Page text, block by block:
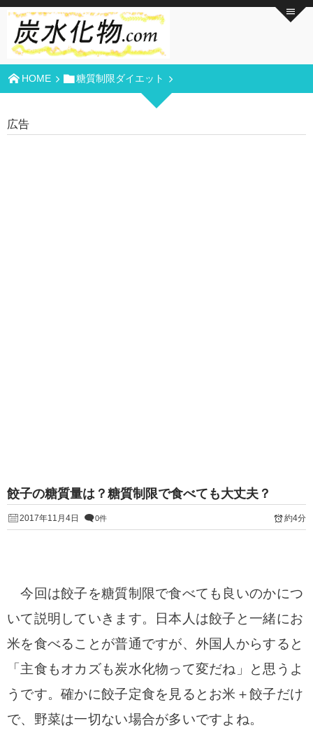
HOME 糖質制限ダイエット
広告
餃子の糖質量は？糖質制限で食べても大丈夫？
2017年11月4日 0件 約4分
今回は餃子を糖質制限で食べても良いのかにつ
いて説明していきます。日本人は餃子と一緒にお
米を食べることが普通ですが、外国人からすると
「主食もオカズも炭水化物って変だね」と思うよ
うです。確かに餃子定食を見るとお米＋餃子だけ
で、野菜は一切ない場合が多いですよね。